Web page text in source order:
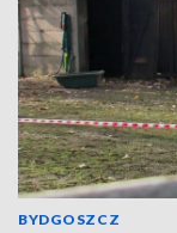
BYDGOSZCZ